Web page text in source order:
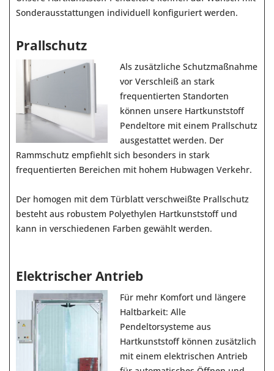
Sonderausstattungen individuell konfiguriert werden.
Prallschutz
Als zusätzliche Schutzmaßnahme
vor Verschleiß an stark
frequentierten Standorten
können unsere Hartkunststoff
Pendeltore mit einem Prallschutz
ausgestattet werden. Der
Rammschutz empfiehlt sich besonders in stark
frequentierten Bereichen mit hohem Hubwagen Verkehr.
Der homogen mit dem Türblatt verschweißte Prallschutz
besteht aus robustem Polyethylen Hartkunststoff und
kann in verschiedenen Farben gewählt werden.
Elektrischer Antrieb
Für mehr Komfort und längere
Haltbarkeit: Alle
Pendeltorsysteme aus
Hartkunststoff können zusätzlich
mit einem elektrischen Antrieb